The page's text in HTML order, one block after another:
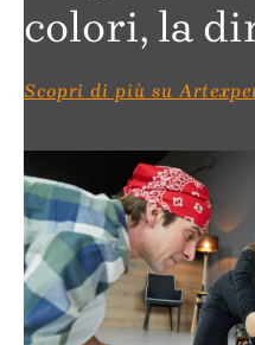
colori, la
Scopri di più su